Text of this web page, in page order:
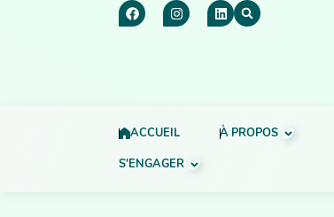
ACCUEIL À PROPOS
S'ENGAGER